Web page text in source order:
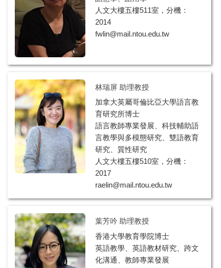
人文大樓五樓511室，分機：
2014
fwlin@mail.ntou.edu.tw
林瑞屏 助理教授
加拿大英屬哥倫比亞大學語言教
育研究所博士
語言教師專業發展、科技輔助語
言教學與多模態研究、雙語教育
研究、質性研究
人文大樓五樓510室，分機：
2017
raelin@mail.ntou.edu.tw
葉芳吟 助理教授
香港大學教育學院博士
英語教學、英語教材研究、跨文
化溝通、教師專業發展